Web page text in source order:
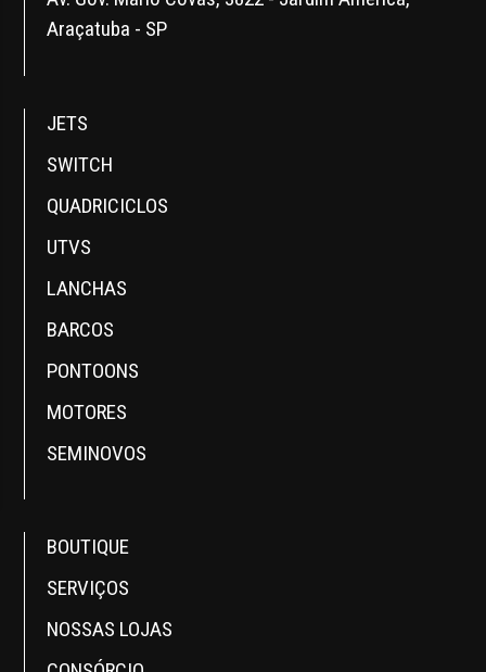
Araçatuba - SP
JETS
SWITCH
QUADRICICLOS
UTVS
LANCHAS
BARCOS
PONTOONS
MOTORES
SEMINOVOS
BOUTIQUE
SERVIÇOS
NOSSAS LOJAS